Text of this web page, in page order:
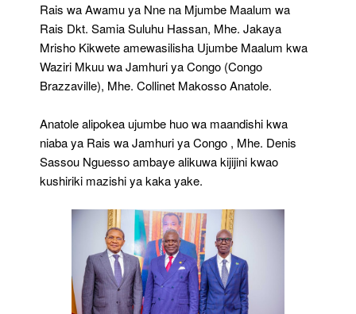
Samia
Nchini
Congo
Rais wa Awamu ya Nne na Mjumbe Maalum wa
Rais Dkt. Samia Suluhu Hassan, Mhe. Jakaya
Mrisho Kikwete amewasilisha Ujumbe Maalum kwa
Waziri Mkuu wa Jamhuri ya Congo (Congo
Brazzaville), Mhe. Collinet Makosso Anatole.
Anatole alipokea ujumbe huo wa maandishi kwa
niaba ya Rais wa Jamhuri ya Congo , Mhe. Denis
Sassou Nguesso ambaye alikuwa kijijini kwao
kushiriki mazishi ya kaka yake.